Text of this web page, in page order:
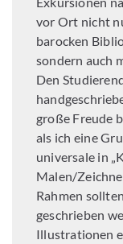
vor Ort nicht
barocken
sondern auch
Den
große Freude
als ich eine
universale in
Malen/
Rahmen
geschrieben
Illustrationen